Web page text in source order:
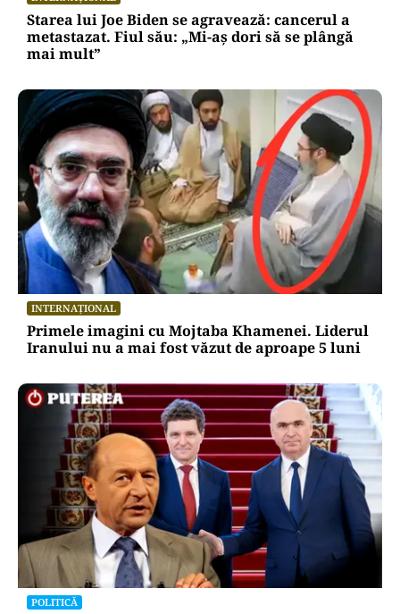
Starea lui Joe Biden se agravează: cancerul a
metastazat. Fiul său: „Mi-aș dori să se plângă
mai mult”
INTERNAȚIONAL
Primele imagini cu Mojtaba Khamenei. Liderul
Iranului nu a mai fost văzut de aproape 5 luni
POLITICĂ